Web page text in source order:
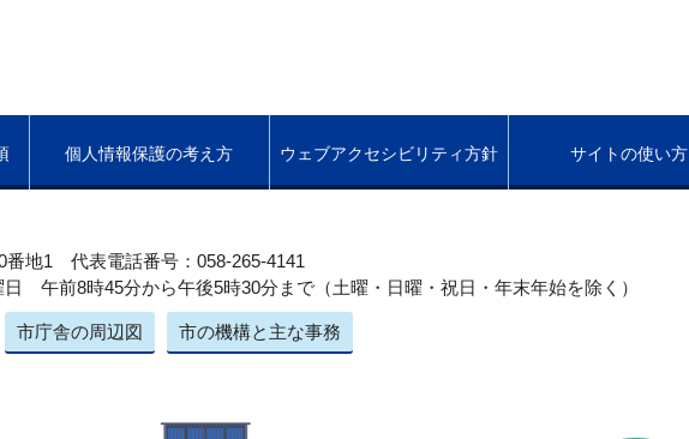
個人情報保護の考え方 ウェブアクセシビリティ方針 サイトの使い方
番地1 代表電話番号：058-265-4141
午前8時45分から午後5時30分まで（土曜・日曜・祝日・年末年始を除く）
市庁舎の周辺図 市の機構と主な事務